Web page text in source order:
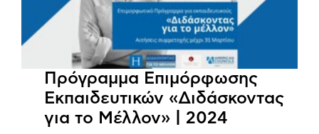
Πρόγραμμα Επιμόρφωσης
Εκπαιδευτικών «Διδάσκοντας
για το Μέλλον» | 2024